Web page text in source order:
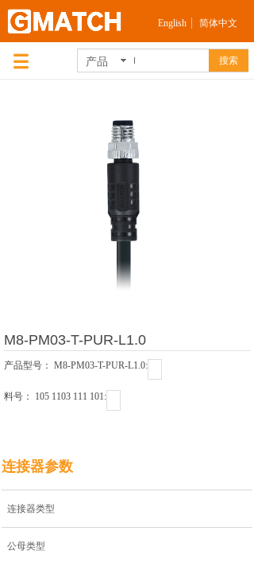
English 简体中文
产品 搜索
M8-PM03-T-PUR-L1.0
产品型号： M8-PM03-T-PUR-L1.0ㅤㅤㅤㅤㅤㅤㅤㅤㅤㅤㅤㅤ:
料号： 105 1103 111 101ㅤㅤㅤㅤㅤㅤㅤㅤㅤㅤㅤ:
连接器参数
连接器类型
公母类型